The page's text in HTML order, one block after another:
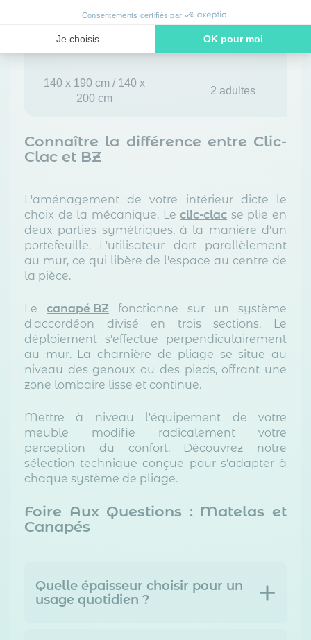
Consentements certifiés par
Je choisis OK pour moi
Notre plateforme vous permet d'adapter et de gérer vos
135 x 185 cm
maximal)
140 x 190 cm / 140 x
200 cm
2 adultes
Connaître la différence entre Clic-
Clac et BZ
L'aménagement de votre intérieur dicte le
choix de la mécanique. Leclic-clac se plie en
deux parties symétriques, à la manière d'un
portefeuille. L'utilisateur dort parallèlement
au mur, ce qui libère de l'espace au centre de
la pièce.
Le canapé BZ fonctionne sur un système
d'accordéon divisé en trois sections. Le
déploiement s'effectue perpendiculairement
au mur. La charnière de pliage se situe au
niveau des genoux ou des pieds, offrant une
zone lombaire lisse et continue.
Mettre à niveau l'équipement de votre
meuble modifie radicalement votre
perception du confort. Découvrez notre
sélection technique conçue pour s'adapter à
chaque système de pliage.
Foire Aux Questions : Matelas et
Canapés
Quelle épaisseur choisir pour un
usage quotidien ?